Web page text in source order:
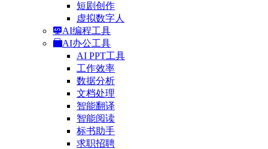
短剧创作
虚拟数字人
AI编程工具
AI办公工具
AI PPT工具
工作效率
数据分析
文档处理
智能翻译
智能阅读
标书助手
求职招聘